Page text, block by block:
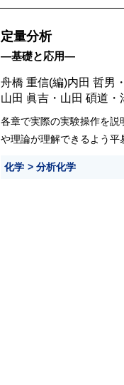
定量分析
―基礎と応用―
舟橋 重信(編)内田 哲男 ・
山田 眞吉 ・ 山田 碩道 ・
各章で実際の実験操作を説
や理論が理解できるよう平
化学 分析化学